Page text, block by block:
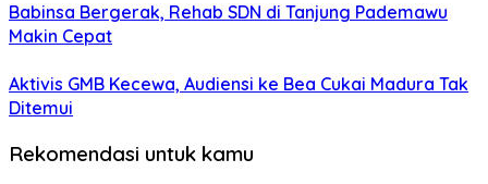
Babinsa Bergerak, Rehab SDN di Tanjung Pademawu
Makin Cepat
Aktivis GMB Kecewa, Audiensi ke Bea Cukai Madura Tak
Ditemui
Rekomendasi untuk kamu